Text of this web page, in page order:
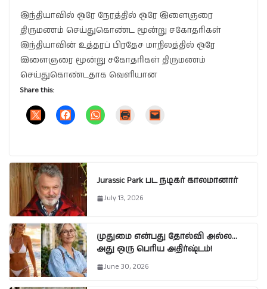
இந்தியாவில் ஒரே நேரத்தில் ஒரே இளைஞரை
திருமணம் செய்துகொண்ட மூன்று சகோதரிகள்
இந்தியாவின் உத்தரப் பிரதேச மாநிலத்தில் ஒரே
இளைஞரை மூன்று சகோதரிகள் திருமணம்
செய்துகொண்டதாக வெளியான
Share this:
Jurassic Park பட நடிகர் காலமானார்
July 13, 2026
முதுமை என்பது தோல்வி அல்ல…
அது ஒரு பெரிய அதிர்ஷ்டம்!
June 30, 2026